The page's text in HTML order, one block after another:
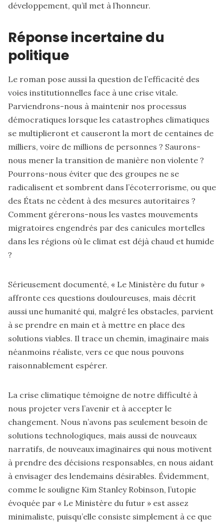
développement, qu’il met à l’honneur.
Réponse incertaine du
politique
Le roman pose aussi la question de l’efficacité des
voies institutionnelles face à une crise vitale.
Parviendrons-nous à maintenir nos processus
démocratiques lorsque les catastrophes climatiques
se multiplieront et causeront la mort de centaines de
milliers, voire de millions de personnes ? Saurons-
nous mener la transition de manière non violente ?
Pourrons-nous éviter que des groupes ne se
radicalisent et sombrent dans l’écoterrorisme, ou que
des États ne cèdent à des mesures autoritaires ?
Comment gérerons-nous les vastes mouvements
migratoires engendrés par des canicules mortelles
dans les régions où le climat est déjà chaud et humide
?
Sérieusement documenté, « Le Ministère du futur »
affronte ces questions douloureuses, mais décrit
aussi une humanité qui, malgré les obstacles, parvient
à se prendre en main et à mettre en place des
solutions viables. Il trace un chemin, imaginaire mais
néanmoins réaliste, vers ce que nous pouvons
raisonnablement espérer.
La crise climatique témoigne de notre difficulté à
nous projeter vers l’avenir et à accepter le
changement. Nous n’avons pas seulement besoin de
solutions technologiques, mais aussi de nouveaux
narratifs, de nouveaux imaginaires qui nous motivent
à prendre des décisions responsables, en nous aidant
à envisager des lendemains désirables. Évidemment,
comme le souligne Kim Stanley Robinson, l’utopie
évoquée par « Le Ministère du futur » est assez
minimaliste, puisqu’elle consiste simplement à ce que